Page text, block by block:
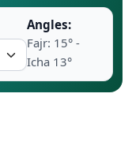
Ramadan
Angles:
Fajr: 15° -
Icha 13°